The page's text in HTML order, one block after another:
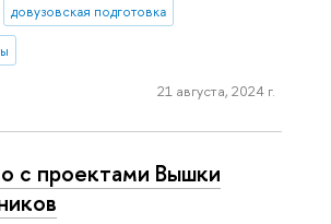
довузовская подготовка
21 августа, 2024 г.
с проектами Вышки